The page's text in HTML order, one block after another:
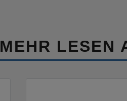
MEHR LESEN